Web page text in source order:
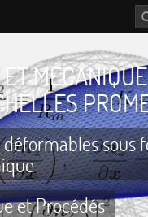
ET
sous
et Procédés